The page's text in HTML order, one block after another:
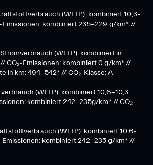
(WLTP): kombiniert 10,3-
Emissionen: kombiniert 235-229 g/km* //
(WLTP): kombiniert in
CO₂-Emissionen: kombiniert 0 g/km* //
in km: 494-542* // CO₂-Klasse: A
(WLTP): kombiniert 10,6-10,3
kombiniert 242-235g/km* // CO₂-
(WLTP): kombiniert 10,6-
Emissionen: kombiniert 242-235 g/km* //